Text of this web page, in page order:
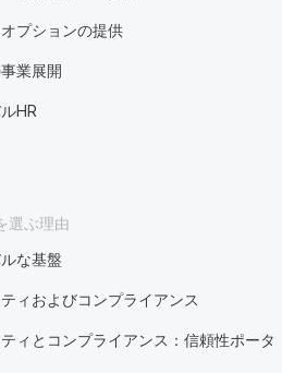
プションの提供
業展開
HR
選ぶ理由
な基盤
ィおよびコンプライアンス
ィとコンプライアンス：信頼性ポータ